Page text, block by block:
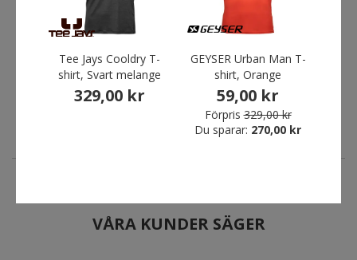
ID Identity Team Sport T-
14,93 kr
Förpris 239,00 kr
Du sparar:224,07 kr
GEYSER Urban Man T-shirt,
59,00 kr
Förpris 329,00 kr
Du sparar:270,00 kr
Tee Jays Cooldry T-
shirt, Svart melange
329,00 kr
GEYSER Urban Man T-
shirt, Orange
59,00 kr
Förpris 329,00 kr
Du sparar: 270,00 kr
VÅRA KUNDER SÄGER